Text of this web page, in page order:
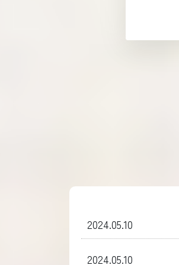
2024.05.10
2024.05.10